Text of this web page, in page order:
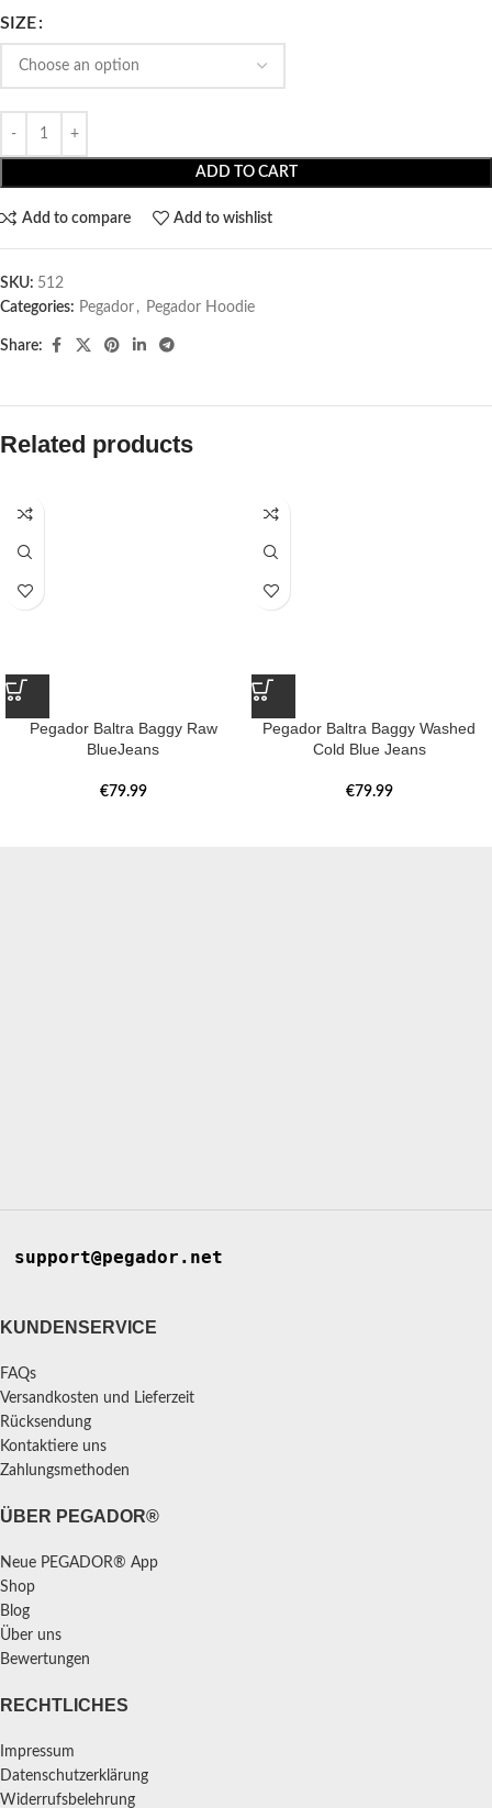
SIZE
ADD TO CART
Add to compare Add to wishlist
SKU: 512
Categories: Pegador​ , Pegador Hoodie
Share:
Related products
Pegador Baltra Baggy Raw
BlueJeans
€79.99
Pegador Baltra Baggy Washed
Cold Blue Jeans
€79.99
support@pegador.net
KUNDENSERVICE
FAQs
Versandkosten und Lieferzeit
Rücksendung
Kontaktiere uns
Zahlungsmethoden
ÜBER PEGADOR®
Neue PEGADOR® App
Shop
Blog
Über uns
Bewertungen
RECHTLICHES
Impressum
Datenschutzerklärung
Widerrufsbelehrung